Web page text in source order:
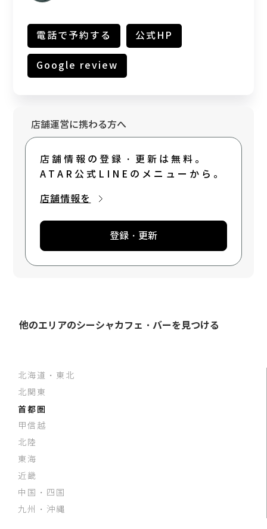
電話で予約する 公式HP
Google review
店舗運営に携わる方へ
店舗情報の登録・更新は無料。
ATAR公式LINEのメニューから。
店舗情報を
登録・更新
他のエリアのシーシャカフェ・バーを見つける
北海道・東北
北関東
首都圏
甲信越
北陸
東海
近畿
中国・四国
九州・沖縄